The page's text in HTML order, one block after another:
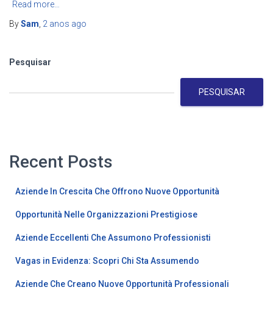
Read more…
BySam 2 anos ago
Pesquisar
PESQUISAR
Recent Posts
Aziende In Crescita Che Offrono Nuove Opportunità
Opportunità Nelle Organizzazioni Prestigiose
Aziende Eccellenti Che Assumono Professionisti
Vagas in Evidenza: Scopri Chi Sta Assumendo
Aziende Che Creano Nuove Opportunità Professionali